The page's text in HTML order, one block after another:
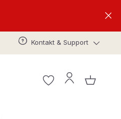
Kontakt & Support